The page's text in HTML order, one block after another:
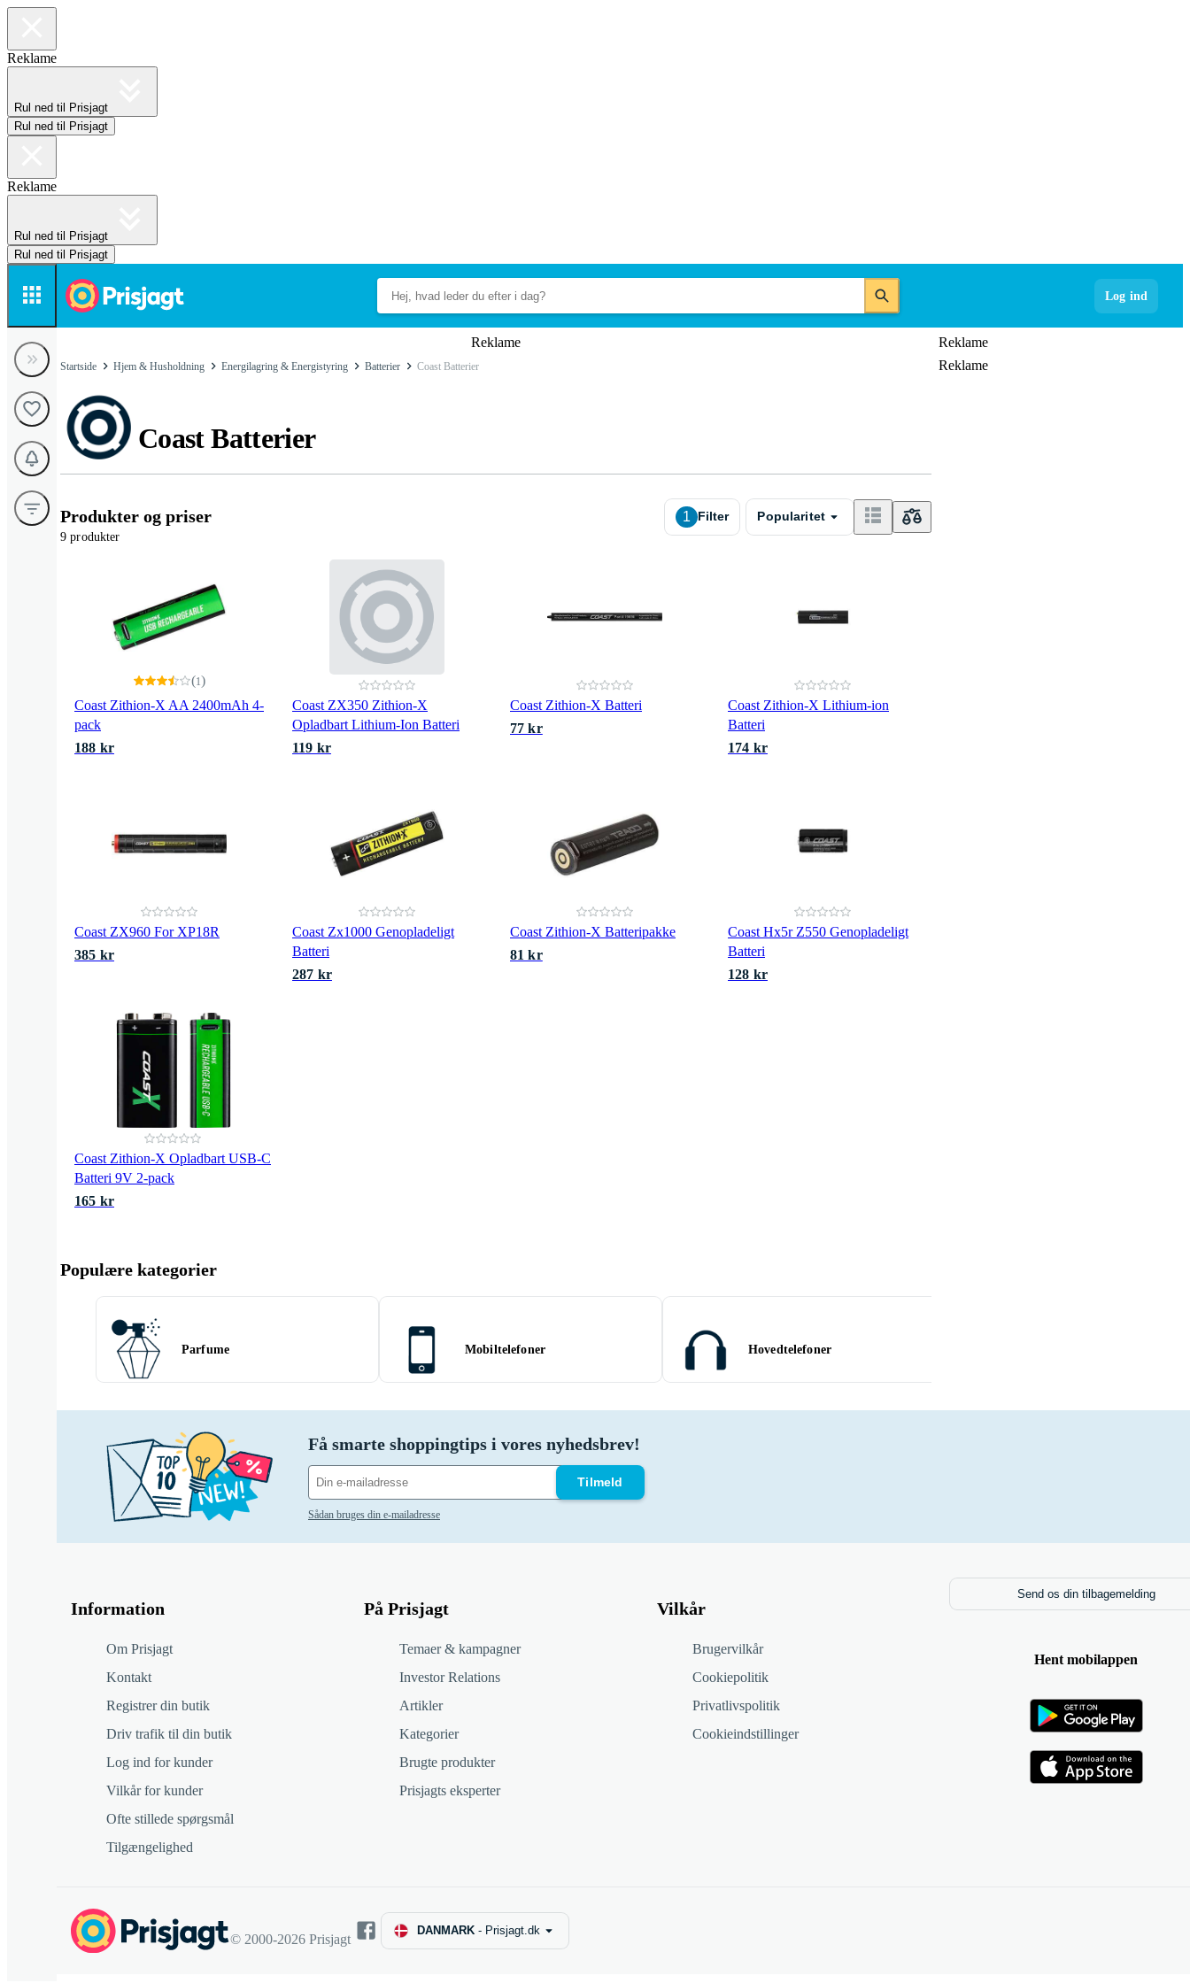
Reklame
Rul ned til Prisjagt
Rul ned til Prisjagt
Reklame
Rul ned til Prisjagt
Rul ned til Prisjagt
Log ind
Reklame
Reklame
Reklame
Startside Hjem & Husholdning Energilagring & Energistyring Batterier Coast Batterier
Coast Batterier
Produkter og priser
9 produkter
1 Filter Popularitet
Coast Zithion-X AA 2400mAh 4-
pack
(1)
188 kr
Coast ZX350 Zithion-X
Opladbart Lithium-Ion Batteri
119 kr
Coast Zithion-X Batteri
77 kr
Coast Zithion-X Lithium-ion
Batteri
174 kr
Coast ZX960 For XP18R
385 kr
Coast Zx1000 Genopladeligt
Batteri
287 kr
Coast Zithion-X Batteripakke
81 kr
Coast Hx5r Z550 Genopladeligt
Batteri
128 kr
Coast Zithion-X Opladbart USB-C
Batteri 9V 2-pack
165 kr
Populære kategorier
Parfume Mobiltelefoner Hovedtelefoner
Få smarte shoppingtips i vores nyhedsbrev!
Tilmeld
Sådan bruges din e-mailadresse
Information
Om Prisjagt
Kontakt
Registrer din butik
Driv trafik til din butik
Log ind for kunder
Vilkår for kunder
Ofte stillede spørgsmål
Tilgængelighed
På Prisjagt
Temaer & kampagner
Investor Relations
Artikler
Kategorier
Brugte produkter
Prisjagts eksperter
Vilkår
Brugervilkår
Cookiepolitik
Privatlivspolitik
Cookieindstillinger
Send os din tilbagemelding
Hent mobilappen
© 2000-2026 Prisjagt
DANMARK - Prisjagt.dk